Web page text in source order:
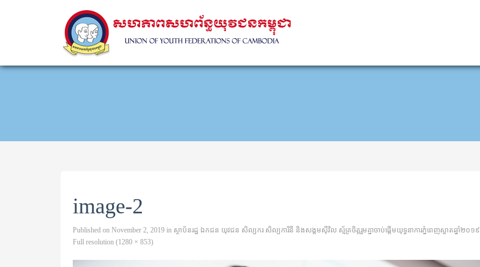
image-2
Published on November 2, 2019 in ស្ថាប័នរដ្ឋ ឯកជន យុវជន សិល្បករ សិល្បការិនី និងសង្គមស៊ីវិល ស្ម័គ្រចិត្តរួមគ្នាចាប់ផ្តើមយុទ្ធនាការភ្នំពេញស្អាតឆ្នាំ២០១៩
Full resolution (1280 × 853)